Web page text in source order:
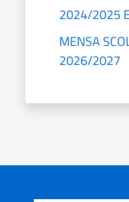
2024/2025
MENSA
2026/2027